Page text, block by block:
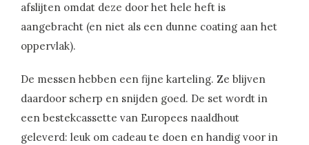
afslijten omdat deze door het hele heft is
aangebracht (en niet als een dunne coating aan het
oppervlak).
De messen hebben een fijne karteling. Ze blijven
daardoor scherp en snijden goed. De set wordt in
een bestekcassette van Europees naaldhout
geleverd: leuk om cadeau te doen en handig voor in